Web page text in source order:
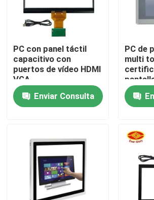
Contacto
noticias
Solicitar una cotización
Panel LCD de la pantalla táctil
Panel táctil industrial
PC con panel táctil
capacitivo con
puertos de vídeo HDMI
VGA
Enviar Consulta
PC de
multi